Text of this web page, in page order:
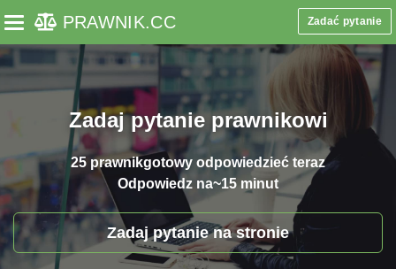
Toggle navigation
PRAWNIK.CC Zadać pytanie
Zadaj pytanie prawnikowi
25 prawnikgotowy odpowiedzieć teraz
Odpowiedz na~15 minut
Zadaj pytanie na stronie